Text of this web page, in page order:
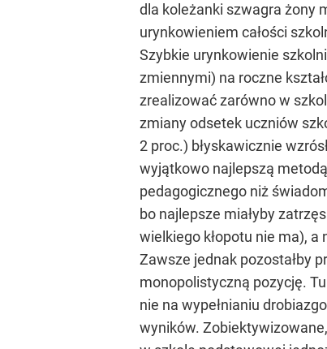
dla koleżanki szwagra żony
urynkowieniem całości
Szybkie urynkowienie
zmiennymi) na roczne
zrealizować zarówno w
zmiany odsetek uczniów
2 proc.) błyskawicznie
wyjątkowo najlepszą
pedagogicznego niż
bo najlepsze miałyby
wielkiego kłopotu nie ma), a
Zawsze jednak pozostałby
monopolistyczną pozycję.
nie na wypełnianiu
wyników.